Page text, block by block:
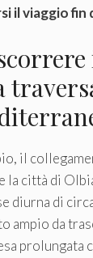
il viaggio fin
il
la città di
diurna di
ampio da
prolungata